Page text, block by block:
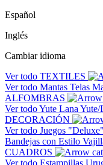
Español
Inglés
Cambiar idioma
Ver todo TEXTILES
Ver todo Mantas Telas
ALFOMBRAS
Ver todoYute Lana Yute/
DECORACIÓN
Ver todo Juegos "Deluxe"
Bandejas con Estilo
CUADROS
Ver todo Estampillas